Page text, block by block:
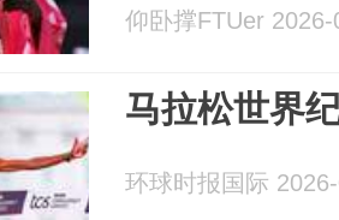
仰卧撑FTUer 2026-
马拉松世界
环球时报国际